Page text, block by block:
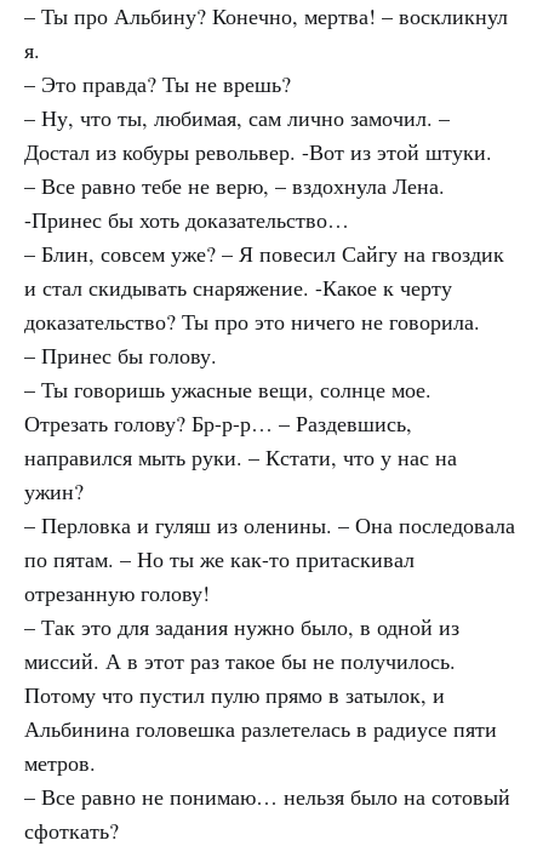
– Ты про Альбину? Конечно, мертва! – воскликнул
я.
– Это правда? Ты не врешь?
– Ну, что ты, любимая, сам лично замочил. –
Достал из кобуры револьвер. -Вот из этой штуки.
– Все равно тебе не верю, – вздохнула Лена.
-Принес бы хоть доказательство…
– Блин, совсем уже? – Я повесил Сайгу на гвоздик
и стал скидывать снаряжение. -Какое к черту
доказательство? Ты про это ничего не говорила.
– Принес бы голову.
– Ты говоришь ужасные вещи, солнце мое.
Отрезать голову? Бр-р-р… – Раздевшись,
направился мыть руки. – Кстати, что у нас на
ужин?
– Перловка и гуляш из оленины. – Она последовала
по пятам. – Но ты же как-то притаскивал
отрезанную голову!
– Так это для задания нужно было, в одной из
миссий. А в этот раз такое бы не получилось.
Потому что пустил пулю прямо в затылок, и
Альбинина головешка разлетелась в радиусе пяти
метров.
– Все равно не понимаю… нельзя было на сотовый
сфоткать?